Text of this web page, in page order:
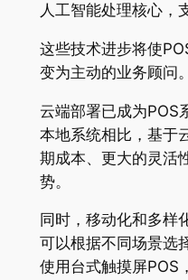
人工智能处理核心，
这些技术进步将使
变为主动的业务顾问。
云端部署已成为POS
本地系统相比，基于
期成本、更大的灵活
势。
同时，移动化和多样
可以根据不同场景
使用台式触摸屏POS